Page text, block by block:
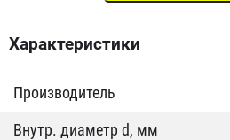
Характеристики
Производитель
Внутр. диаметр d, мм